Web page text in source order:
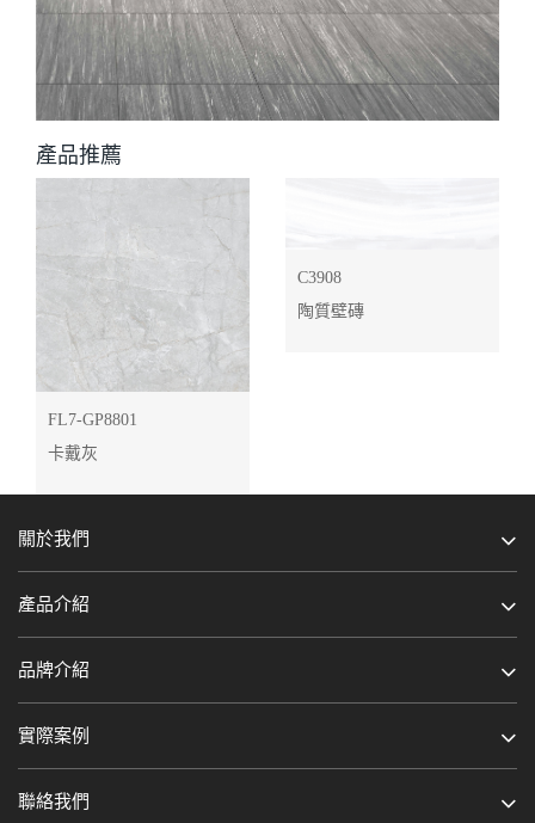
產品推薦
FL7-GP8801
卡戴灰
C3908
陶質壁磚
關於我們
產品介紹
品牌介紹
實際案例
聯絡我們